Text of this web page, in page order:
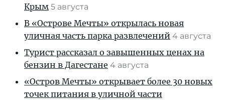
Крым 5 августа
В «Острове Мечты» открылась новая
уличная часть парка развлечений 4 августа
Турист рассказал о завышенных ценах на
бензин в Дагестане 4 августа
«Остров Мечты» открывает более 30 новых
точек питания в уличной части